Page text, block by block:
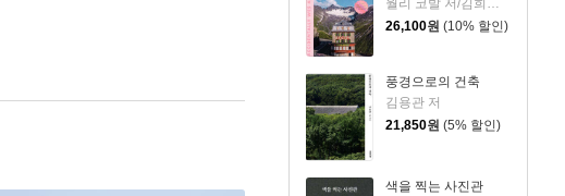
26,100원 (10% 할인)
풍경으로의 건축
김용관 저
21,850원 (5% 할인)
색을 찍는 사진관